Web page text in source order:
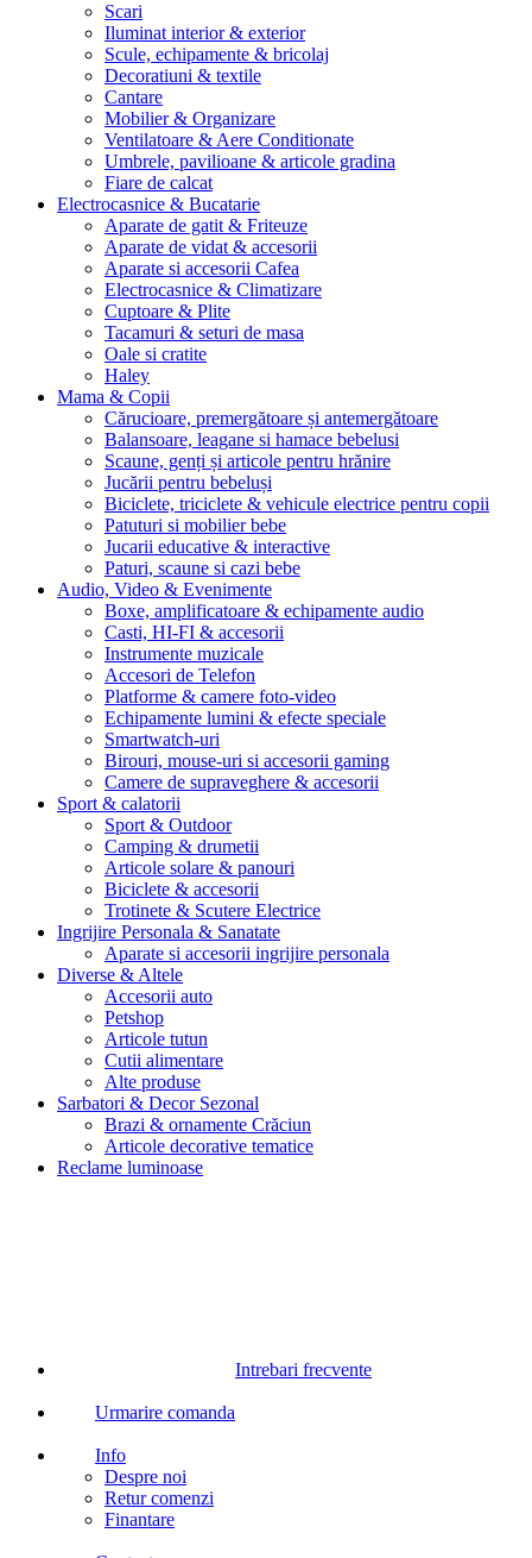
Scari
Iluminat interior & exterior
Scule, echipamente & bricolaj
Decoratiuni & textile
Cantare
Mobilier & Organizare
Ventilatoare & Aere Conditionate
Umbrele, pavilioane & articole gradina
Fiare de calcat
Electrocasnice & Bucatarie
Aparate de gatit & Friteuze
Aparate de vidat & accesorii
Aparate si accesorii Cafea
Electrocasnice & Climatizare
Cuptoare & Plite
Tacamuri & seturi de masa
Oale si cratite
Haley
Mama & Copii
Cărucioare, premergătoare și antemergătoare
Balansoare, leagane si hamace bebelusi
Scaune, genți și articole pentru hrănire
Jucării pentru bebeluși
Biciclete, triciclete & vehicule electrice pentru copii
Patuturi si mobilier bebe
Jucarii educative & interactive
Paturi, scaune si cazi bebe
Audio, Video & Evenimente
Boxe, amplificatoare & echipamente audio
Casti, HI-FI & accesorii
Instrumente muzicale
Accesori de Telefon
Platforme & camere foto-video
Echipamente lumini & efecte speciale
Smartwatch-uri
Birouri, mouse-uri si accesorii gaming
Camere de supraveghere & accesorii
Sport & calatorii
Sport & Outdoor
Camping & drumetii
Articole solare & panouri
Biciclete & accesorii
Trotinete & Scutere Electrice
Ingrijire Personala & Sanatate
Aparate si accesorii ingrijire personala
Diverse & Altele
Accesorii auto
Petshop
Articole tutun
Cutii alimentare
Alte produse
Sarbatori & Decor Sezonal
Brazi & ornamente Crăciun
Articole decorative tematice
Reclame luminoase
Intrebari frecvente
Urmarire comanda
Info
Despre noi
Retur comenzi
Finantare